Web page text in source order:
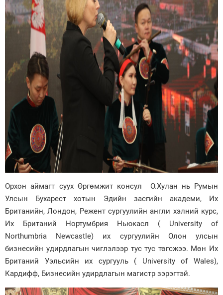
Орхон аймагт суух Өргөмжит консул О.Хулан нь Румын
Улсын Бухарест хотын Эдийн засгийн академи, Их
Британийн, Лондон, Режент сургуулийн англи хэлний курс,
Их Британий Нортумбрия Ньюкасл ( University of
Northumbria Newcastle) их сургуулийн Олон улсын
бизнесийн удирдлагын чиглэлээр тус тус төгсжээ. Мөн Их
Британий Уэльсийн их сургууль ( University of Wales),
Кардифф, Бизнесийн удирдлагын магистр зэрэгтэй.